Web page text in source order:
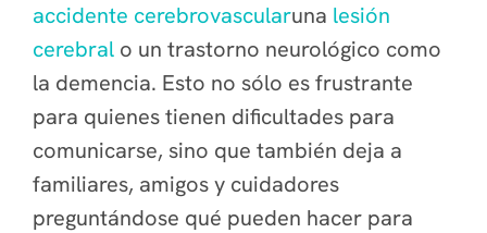
accidente cerebrovascularuna lesión
cerebral o un trastorno neurológico como
la demencia. Esto no sólo es frustrante
para quienes tienen dificultades para
comunicarse, sino que también deja a
familiares, amigos y cuidadores
preguntándose qué pueden hacer para